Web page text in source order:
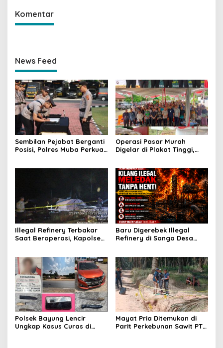
Komentar
News Feed
Sembilan Pejabat Berganti
Posisi, Polres Muba Perkuat
Operasi Pasar Murah
Digelar di Plakat Tinggi,
Beban Warga
Illegal Refinery Terbakar
Saat Beroperasi, Kapolsek
Pencegahan Terus
Dilakukan
Baru Digerebek Illegal
Refinery di Sanga Desa
Polsek Bayung Lencir
Ungkap Kasus Curas di
Mayat Pria Ditemukan di
Parit Perkebunan Sawit PT